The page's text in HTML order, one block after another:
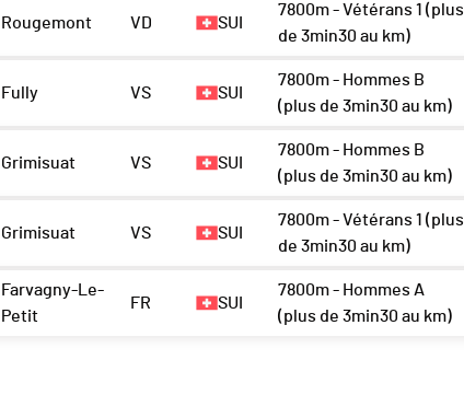
Rougemont VD SUI
7800m - Vétérans 1 (plus
de 3min30 au km)
Fully VS SUI
7800m - Hommes B
(plus de 3min30 au km)
Grimisuat VS SUI
7800m - Hommes B
(plus de 3min30 au km)
Grimisuat VS SUI
7800m - Vétérans 1 (plus
de 3min30 au km)
Farvagny-Le-
Petit
FR SUI
7800m - Hommes A
(plus de 3min30 au km)